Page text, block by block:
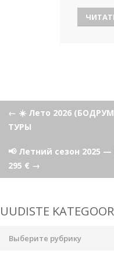
Навигация
по
записям
← ☀️ Лето 2026
ТУРЫ
📢 Летний сезон 2025 —
295 € →
UUDISTE
kategooriad